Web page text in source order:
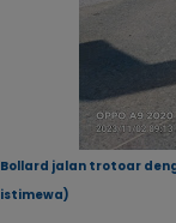
Bollard jalan trotoar
istimewa)